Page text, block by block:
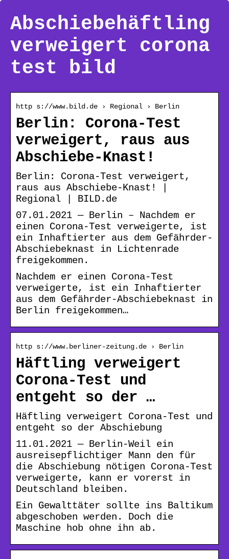
Abschiebehäftling
verweigert corona
test bild
http s://www.bild.de › Regional › Berlin
Berlin: Corona-Test
verweigert, raus aus
Abschiebe-Knast!
Berlin: Corona-Test verweigert,
raus aus Abschiebe-Knast! |
Regional | BILD.de
07.01.2021 — Berlin – Nachdem er
einen Corona-Test verweigerte, ist
ein Inhaftierter aus dem Gefährder-
Abschiebeknast in Lichtenrade
freigekommen.
Nachdem er einen Corona-Test
verweigerte, ist ein Inhaftierter
aus dem Gefährder-Abschiebeknast in
Berlin freigekommen…
http s://www.berliner-zeitung.de › Berlin
Häftling verweigert
Corona-Test und
entgeht so der …
Häftling verweigert Corona-Test und
entgeht so der Abschiebung
11.01.2021 — Berlin-Weil ein
ausreisepflichtiger Mann den für
die Abschiebung nötigen Corona-Test
verweigerte, kann er vorerst in
Deutschland bleiben.
Ein Gewalttäter sollte ins Baltikum
abgeschoben werden. Doch die
Maschine hob ohne ihn ab.